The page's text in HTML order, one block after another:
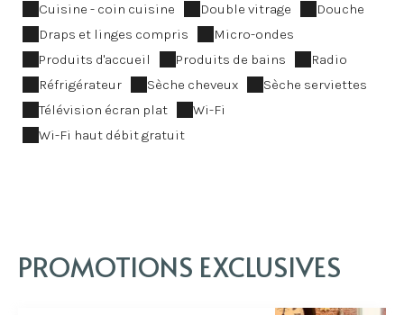
Cuisine - coin cuisine
Double vitrage
Douche
Draps et linges compris
Micro-ondes
Produits d'accueil
Produits de bains
Radio
Réfrigérateur
Sèche cheveux
Sèche serviettes
Télévision écran plat
Wi-Fi
Wi-Fi haut débit gratuit
PROMOTIONS EXCLUSIVES